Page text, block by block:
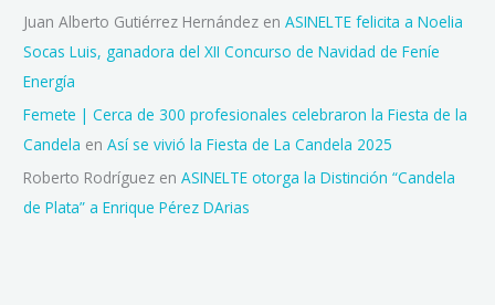
Juan Alberto Gutiérrez Hernández enASINELTE felicita a Noelia
Socas Luis, ganadora del XII Concurso de Navidad de Feníe
Energía
Femete | Cerca de 300 profesionales celebraron la Fiesta de la
Candela enAsí se vivió la Fiesta de La Candela 2025
Roberto Rodríguez enASINELTE otorga la Distinción “Candela
de Plata” a Enrique Pérez DArias